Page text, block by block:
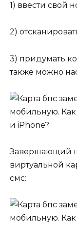
1) ввести свой
2)
3) придумать
также можно
Завершающий
виртуальной
смс: